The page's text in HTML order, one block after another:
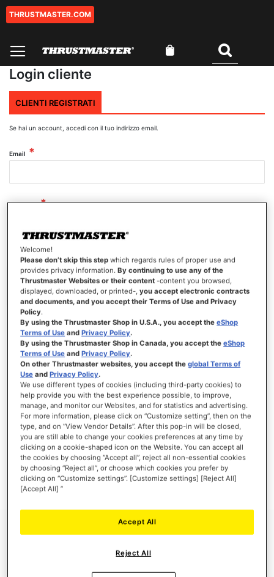
Salta
THRUSTMASTER.COM
Login cliente
CLIENTI REGISTRATI
Se hai un account, accedi con il tuo indirizzo email.
Email
Password
Mostra password
ACCEDI
Hai dimenticato la password?
NUOVI CLIENTI
La creazione di un account ha molti vantaggi: check-out veloce, salvare più di un
indirizzo, tenere traccia degli ordini e altro ancora.
CREA UN ACCOUNT
Welcome!
Please don’t skip this step which regards rules of proper use and
provides privacy information.By continuing to use any of the
Thrustmaster Websites or their content -content you browsed,
displayed, downloaded, or printed-,you accept electronic contracts
and documents, and you accept their Terms of Use and Privacy
Policy.
By using the Thrustmaster Shop in U.S.A., you accept theeShop
Terms of Use andPrivacy Policy.
By using the Thrustmaster Shop in Canada, you accept theeShop
Terms of Use andPrivacy Policy.
On other Thrustmaster websites, you accept theglobal Terms of
Use andPrivacy Policy.
We use different types of cookies (including third-party cookies) to
help provide you with the best experience possible, to improve,
manage, and monitor our Websites, and for statistics and advertising.
For more information, please click on “Customize setting”, then on the
type, and on “View Vendor Details”. After this pop-in will be closed,
you are still able to change your cookies preferences at any time by
clicking on a cookie-shaped icon on the Website. You can accept all
the cookies by choosing “Accept all”, reject all non-essential cookies
by choosing “Reject all”, or choose which cookies you prefer by
clicking on “Customize settings”. [Customize settings] [Reject All]
[Accept All] ”
Reject All
Accept All